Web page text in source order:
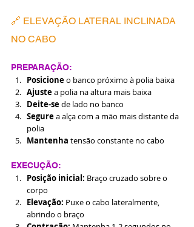
🔗 ELEVAÇÃO LATERAL INCLINADA
NO CABO
PREPARAÇÃO:
Posicione o banco próximo à polia baixa
Ajuste a polia na altura mais baixa
Deite-se de lado no banco
Segure a alça com a mão mais distante da
polia
Mantenha tensão constante no cabo
EXECUÇÃO:
Posição inicial: Braço cruzado sobre o
corpo
Elevação: Puxe o cabo lateralmente,
abrindo o braço